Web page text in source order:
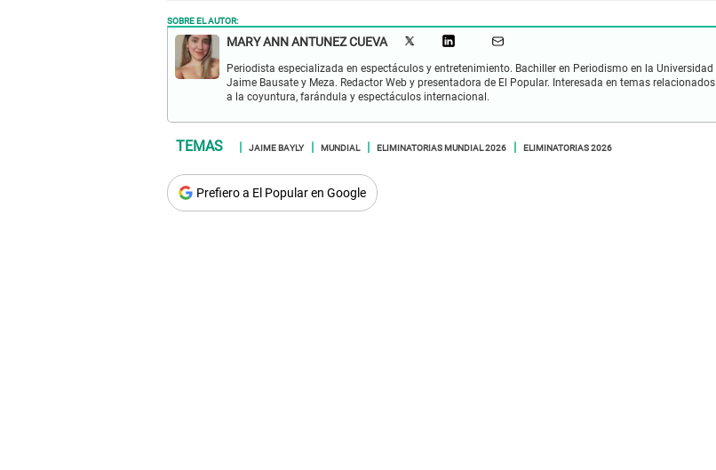
SOBRE EL AUTOR:
MARY ANN ANTUNEZ CUEVA
Periodista especializada en espectáculos y entretenimiento. Bachiller en Periodismo en la Universidad
Jaime Bausate y Meza. Redactor Web y presentadora de El Popular. Interesada en temas relacionados
a la coyuntura, farándula y espectáculos internacional.
JAIME BAYLY MUNDIAL ELIMINATORIAS MUNDIAL 2026 ELIMINATORIAS 2026
Prefiero a El Popular en Google